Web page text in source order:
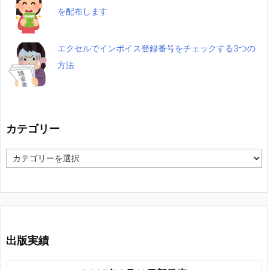
を配布します
エクセルでインボイス登録番号をチェックする3つの
方法
カテゴリー
テ
リ
出版実績